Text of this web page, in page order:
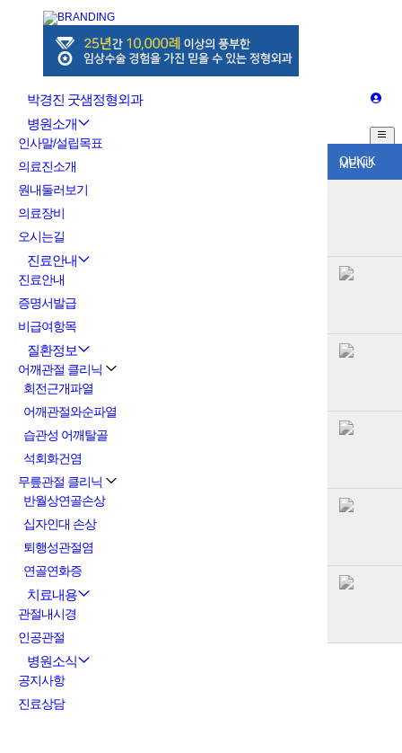
QUICK
MENU
박경진 굿샘정형외과
병원소개
인사말/설립목표
의료진소개
원내둘러보기
의료장비
오시는길
진료안내
진료안내
증명서발급
비급여항목
질환정보
어깨관절 클리닉
회전근개파열
어깨관절와순파열
습관성 어깨탈골
석회화건염
무릎관절 클리닉
반월상연골손상
십자인대 손상
퇴행성관절염
연골연화증
치료내용
관절내시경
인공관절
병원소식
공지사항
진료상담